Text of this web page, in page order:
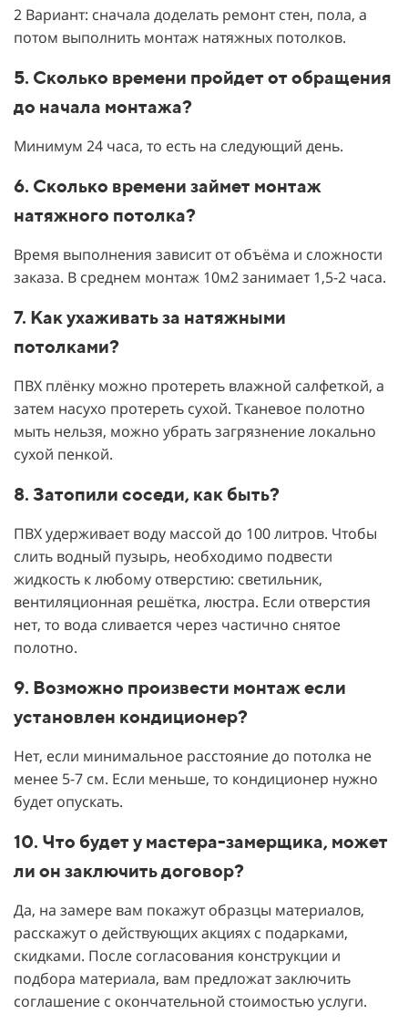
2 Вариант: сначала доделать ремонт стен, пола, а
потом выполнить монтаж натяжных потолков.
5. Сколько времени пройдет от обращения
до начала монтажа?
Минимум 24 часа, то есть на следующий день.
6. Сколько времени займет монтаж
натяжного потолка?
Время выполнения зависит от объёма и сложности
заказа. В среднем монтаж 10м2 занимает 1,5-2 часа.
7. Как ухаживать за натяжными
потолками?
ПВХ плёнку можно протереть влажной салфеткой, а
затем насухо протереть сухой. Тканевое полотно
мыть нельзя, можно убрать загрязнение локально
сухой пенкой.
8. Затопили соседи, как быть?
ПВХ удерживает воду массой до 100 литров. Чтобы
слить водный пузырь, необходимо подвести
жидкость к любому отверстию: светильник,
вентиляционная решётка, люстра. Если отверстия
нет, то вода сливается через частично снятое
полотно.
9. Возможно произвести монтаж если
установлен кондиционер?
Нет, если минимальное расстояние до потолка не
менее 5-7 см. Если меньше, то кондиционер нужно
будет опускать.
10. Что будет у мастера-замерщика, может
ли он заключить договор?
Да, на замере вам покажут образцы материалов,
расскажут о действующих акциях с подарками,
скидками. После согласования конструкции и
подбора материала, вам предложат заключить
соглашение с окончательной стоимостью услуги.